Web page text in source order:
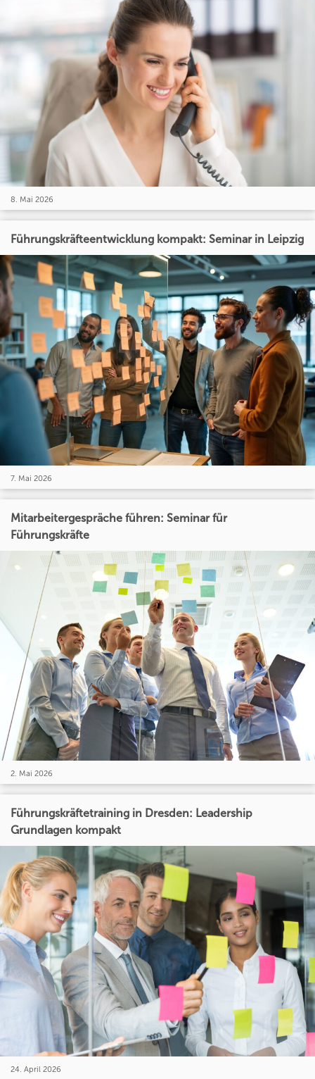
8. Mai 2026
Führungskräfteentwicklung kompakt: Seminar in Leipzig
7. Mai 2026
Mitarbeitergespräche führen: Seminar für
Führungskräfte
2. Mai 2026
Führungskräftetraining in Dresden: Leadership
Grundlagen kompakt
24. April 2026